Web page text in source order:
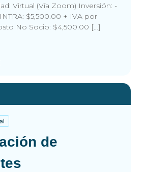
Virtual (Vía Zoom) Inversión: -
$5,500.00 + IVA por
No Socio: $4,500.00 […]
de